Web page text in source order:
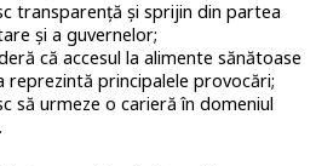
transparență și sprijin din partea
și a guvernelor;
că accesul la alimente sănătoase
reprezintă principalele provocări;
să urmeze o carieră în domeniul